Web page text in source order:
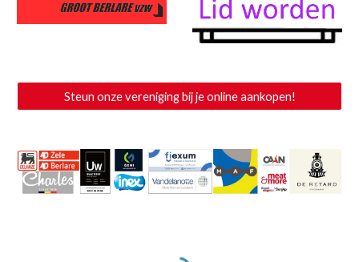
Steun onze vereniging bij je online aankopen!